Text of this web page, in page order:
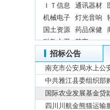
ＩＴ信息 通讯器材
机械电子
灯光音响
国土资源
药品保健
科教文卫
其它
招标公告
南充市公安局水上公
中共雅江县委组织部
国际农业发展基金贷
采购项目（第二次）
四川川航金熊猫运输